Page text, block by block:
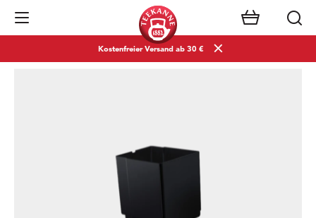
Navigation öffnen
Kostenfreier Versand ab 30 €